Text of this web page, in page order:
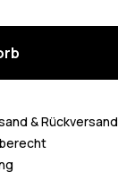
& Rückversand